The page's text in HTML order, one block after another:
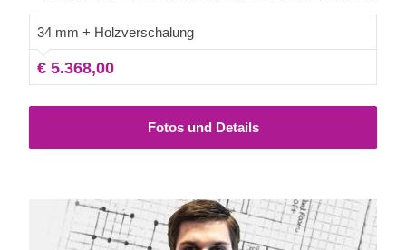
elegantes, gepflegtes Aussehen verleiht. Die überdachte
Terrasse bietet zusätzlichen Platz zum Entspannen und
Erfrischen nach dem Saunagang.
34 mm + Holzverschalung
€ 5.368,00
Fotos und Details